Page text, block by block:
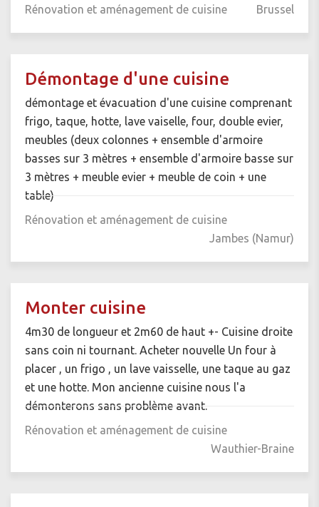
Rénovation et aménagement de cuisine Brussel
Démontage d'une cuisine
démontage et évacuation d'une cuisine comprenant
frigo, taque, hotte, lave vaiselle, four, double evier,
meubles (deux colonnes + ensemble d'armoire
basses sur 3 mètres + ensemble d'armoire basse sur
3 mètres + meuble evier + meuble de coin + une
table)
Rénovation et aménagement de cuisine
Jambes (Namur)
Monter cuisine
4m30 de longueur et 2m60 de haut +- Cuisine droite
sans coin ni tournant. Acheter nouvelle Un four à
placer , un frigo , un lave vaisselle, une taque au gaz
et une hotte. Mon ancienne cuisine nous l'a
démonterons sans problème avant.
Rénovation et aménagement de cuisine
Wauthier-Braine